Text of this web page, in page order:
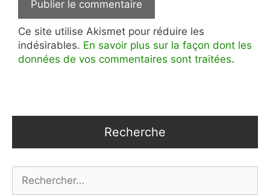
Ce site utilise Akismet pour réduire les
indésirables. En savoir plus sur la façon dont les
données de vos commentaires sont traitées.
Recherche